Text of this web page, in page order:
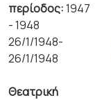
περίοδος:1947
- 1948
26/1/1948-
26/1/1948
Θεατρική